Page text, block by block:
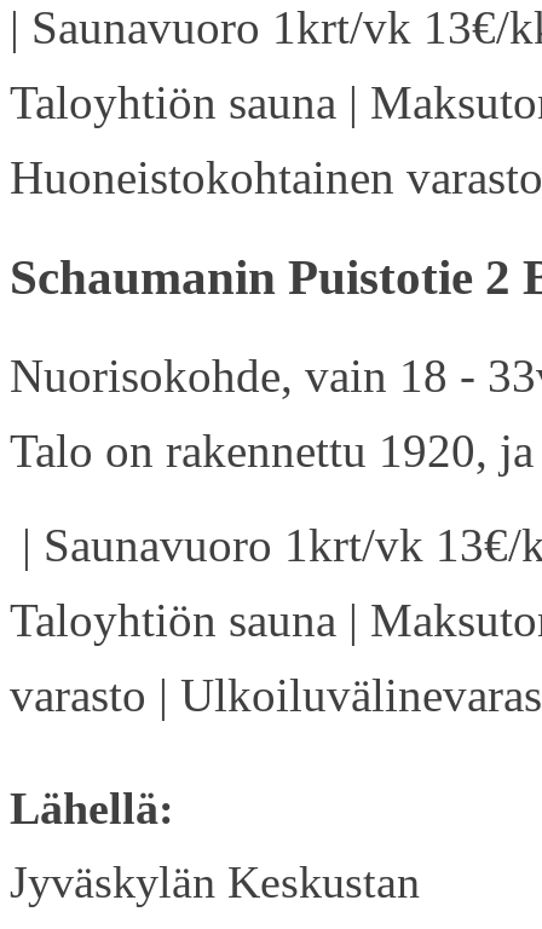
| Saunavuoro 1krt/vk 13€/
Taloyhtiön sauna |
Huoneistokohtainen
Schaumanin Puistotie 2
Nuorisokohde, vain 18 -
Talo on rakennettu 1920,
| Saunavuoro 1krt/vk
Taloyhtiön sauna |
varasto |
Lähellä:
Jyväskylän Keskustan